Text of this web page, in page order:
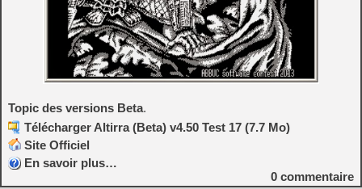
Topic des versions Beta.
Télécharger Altirra (Beta) v4.50 Test 17 (7.7 Mo)
Site Officiel
En savoir plus…
0 commentaire